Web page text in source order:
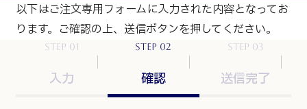
以下はご注文専用フォームに入力された内容となってお
ります。 ご確認の上、送信ボタンを押してください。
step 01
入力
step 02
確認
step 03
送信完了